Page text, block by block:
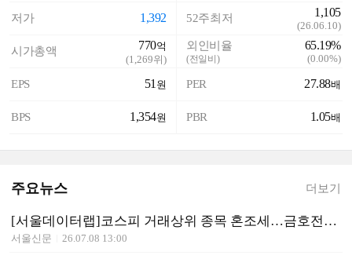
저가 1,392
시가총액 770억
(1,269위)
EPS 51 원
BPS 1,354원
52주최저 1,105
(26.06.10)
외인비율
(전일비)
65.19%
(0.00%)
PER 27.88배
PBR 1.05배
주요뉴스 더보기
[서울데이터랩]코스피 거래상위 종목 혼조세…금호전기 상한가, SK하이닉스·LG전자 강세
서울신문 26.07.08 13:00